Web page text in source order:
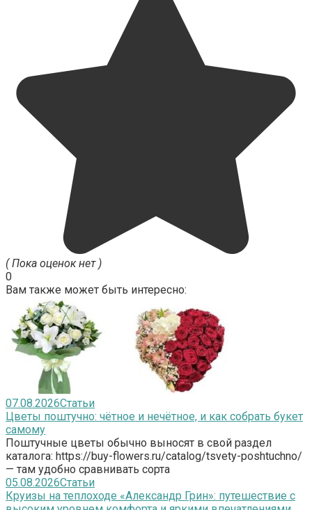
( Пока оценок нет )
0
Вам также может быть интересно:
07.08.2026Статьи
Цветы поштучно: чётное и нечётное, и как собрать букет
самому
Поштучные цветы обычно выносят в свой раздел
каталога: https://buy-flowers.ru/catalog/tsvety-poshtuchno/
— там удобно сравнивать сорта
05.08.2026Статьи
Круизы на теплоходе «Александр Грин»: путешествие с